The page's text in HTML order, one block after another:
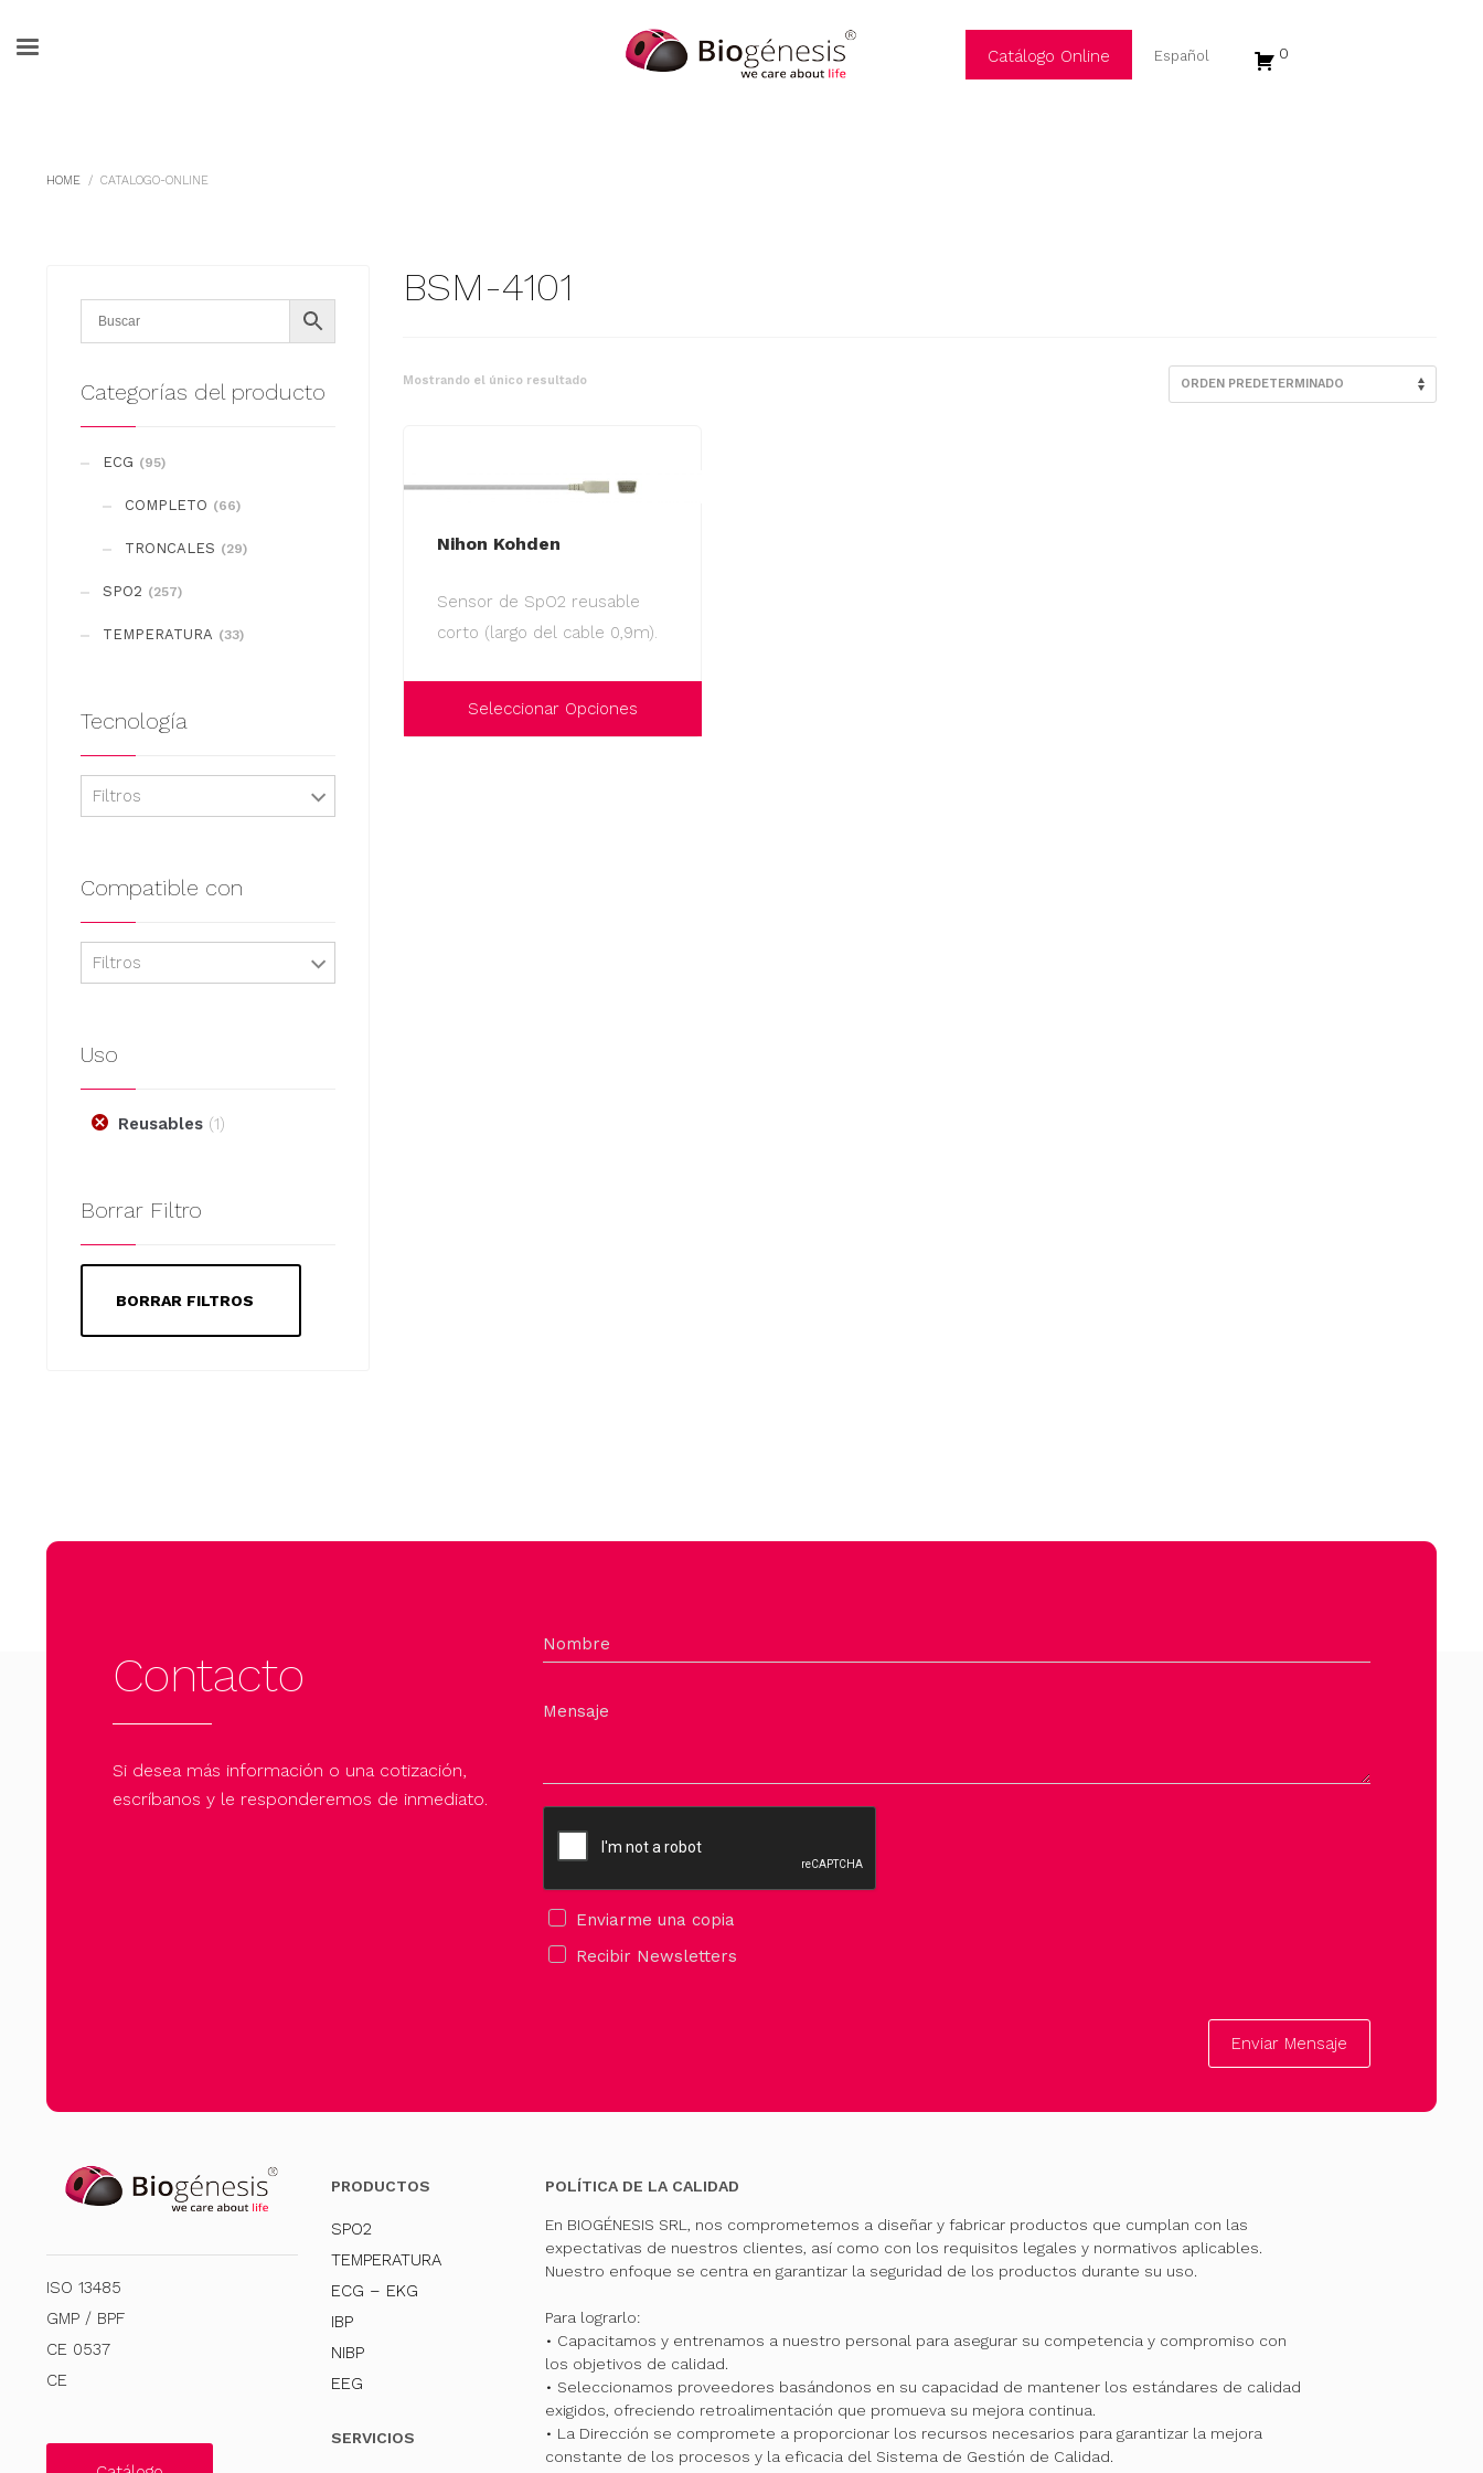
Catálogo Online 0
HOME CATALOGO-ONLINE
BSM-4101
Mostrando el único resultado
Nihon Kohden
Sensor de SpO2 reusable
corto (largo del cable 0,9m).
Seleccionar Opciones
Categorías del producto
ECG (95)
COMPLETO (66)
TRONCALES (29)
SPO2 (257)
TEMPERATURA (33)
Tecnología
Filtros
Compatible con
Filtros
Uso
Reusables 1
Borrar Filtro
BORRAR FILTROS
Contacto
Si desea más información o una cotización,
escríbanos y le responderemos de inmediato.
Nombre
Mensaje
Enviarme una copia
Recibir Newsletters
Enviar Mensaje
ISO 13485
GMP / BPF
CE 0537
CE
PRODUCTOS
SPO2
TEMPERATURA
ECG – EKG
IBP
NIBP
EEG
SERVICIOS
POLÍTICA DE LA CALIDAD
En BIOGÉNESIS SRL, nos comprometemos a diseñar y fabricar productos que cumplan con las
expectativas de nuestros clientes, así como con los requisitos legales y normativos aplicables.
Nuestro enfoque se centra en garantizar la seguridad de los productos durante su uso.
Para lograrlo:
• Capacitamos y entrenamos a nuestro personal para asegurar su competencia y compromiso con
los objetivos de calidad.
• Seleccionamos proveedores basándonos en su capacidad de mantener los estándares de calidad
exigidos, ofreciendo retroalimentación que promueva su mejora continua.
• La Dirección se compromete a proporcionar los recursos necesarios para garantizar la mejora
constante de los procesos y la eficacia del Sistema de Gestión de Calidad.